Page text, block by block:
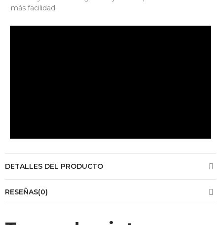
más facilidad.
DETALLES DEL PRODUCTO
RESEÑAS(0)